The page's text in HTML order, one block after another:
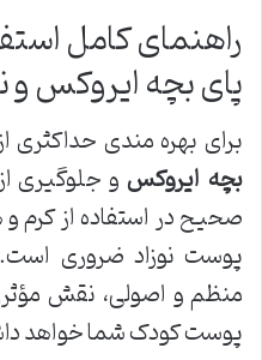
راهنمای کامل
پای بچه ایروکس و
برای بهره مندی حداکثری
بچه ایروکس و جلوگیری
صحیح در استفاده از کرم
پوست نوزاد ضروری است.
منظم و اصولی، نقش
پوست کودک شما خواهد